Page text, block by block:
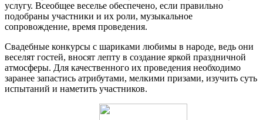
услугу. Всеобщее веселье обеспечено, если правильно
подобраны участники и их роли, музыкальное
сопровождение, время проведения.
Свадебные конкурсы с шариками любимы в народе, ведь они
веселят гостей, вносят лепту в создание яркой праздничной
атмосферы. Для качественного их проведения необходимо
заранее запастись атрибутами, мелкими призами, изучить суть
испытаний и наметить участников.